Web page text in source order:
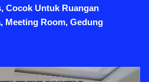
Cocok Untuk Ruangan
Meeting Room, Gedung